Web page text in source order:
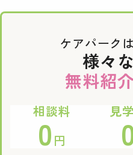
ケアパーク
様々
無料紹
相談料
0 円
見